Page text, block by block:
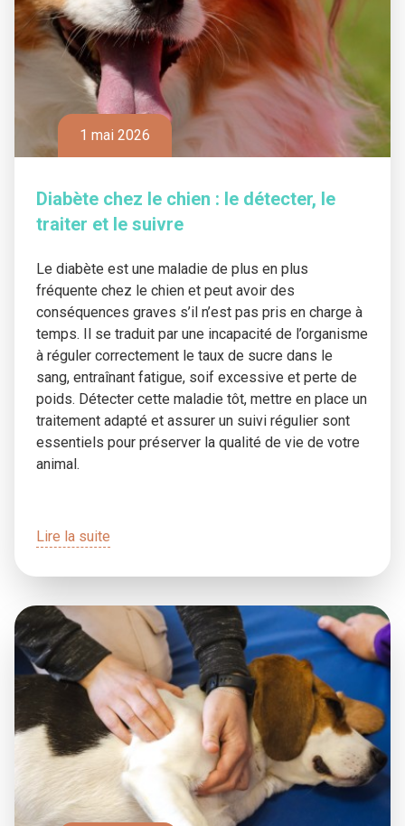
1 mai 2026
Diabète chez le chien : le détecter, le
traiter et le suivre
Le diabète est une maladie de plus en plus
fréquente chez le chien et peut avoir des
conséquences graves s’il n’est pas pris en charge à
temps. Il se traduit par une incapacité de l’organisme
à réguler correctement le taux de sucre dans le
sang, entraînant fatigue, soif excessive et perte de
poids. Détecter cette maladie tôt, mettre en place un
traitement adapté et assurer un suivi régulier sont
essentiels pour préserver la qualité de vie de votre
animal.
Lire la suite